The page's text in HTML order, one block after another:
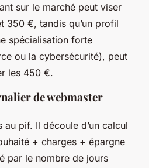
sur le marché peut viser
350 €, tandis qu’un profil
spécialisation forte
ou la cybersécurité), peut
les 450 €.
de webmaster
au pif. Il découle d’un calcul
+ charges + épargne
par le nombre de jours